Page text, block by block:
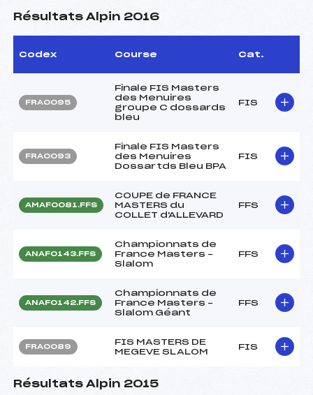
Résultats Alpin 2016
Codex Course Cat.
FRA0095
Finale FIS Masters
des Menuires
groupe C dossards
bleu
FIS
FRA0093
Finale FIS Masters
des Menuires
Dossartds Bleu BPA
FIS
AMAF0081.FFS
COUPE de FRANCE
MASTERS du
COLLET d'ALLEVARD
FFS
ANAF0143.FFS
Championnats de
France Masters –
Slalom
FFS
ANAF0142.FFS
Championnats de
France Masters –
Slalom Géant
FFS
FRA0089
FIS MASTERS DE
MEGEVE SLALOM
FIS
Résultats Alpin 2015